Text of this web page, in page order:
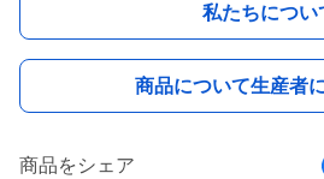
私たちについ
商品について生産者
商品をシェア